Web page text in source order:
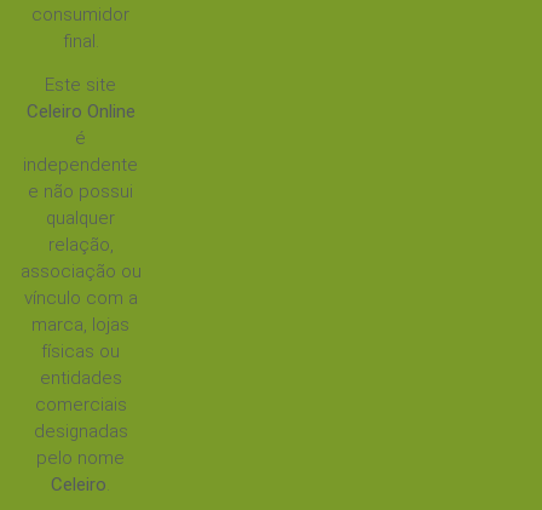
consumidor
final.
Este site
Celeiro Online
é
independente
e não possui
qualquer
relação,
associação ou
vínculo com a
marca, lojas
físicas ou
entidades
comerciais
designadas
pelo nome
Celeiro.